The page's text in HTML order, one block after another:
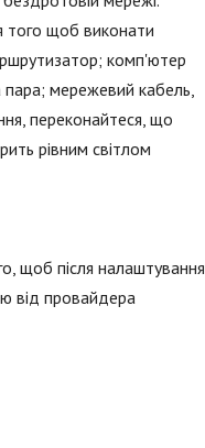
того щоб виконати
комп'ютер
мережевий кабель,
переконайтеся, що
рівним світлом
щоб після налаштування
від провайдера